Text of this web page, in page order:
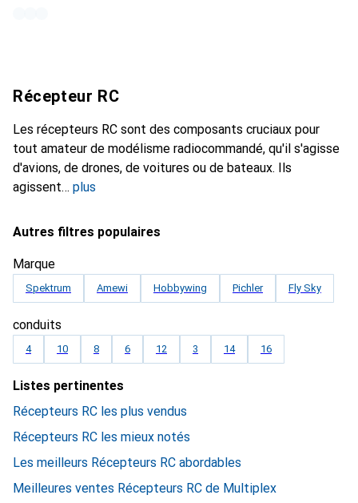
Récepteur RC
Les récepteurs RC sont des composants cruciaux pour
tout amateur de modélisme radiocommandé, qu'il s'agisse
d'avions, de drones, de voitures ou de bateaux. Ils
agissent
plus
Autres filtres populaires
Marque
Spektrum Amewi Hobbywing Pichler Fly Sky
conduits
4 10 8 6 12 3 14 16
Listes pertinentes
Récepteurs RC les plus vendus
Récepteurs RC les mieux notés
Les meilleurs Récepteurs RC abordables
Meilleures ventes Récepteurs RC de Multiplex